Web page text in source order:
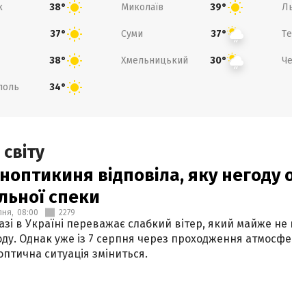
38° Миколаїв 39°
37° Суми 37°
38° Хмельницький 30°
34°
відповіла, яку негоду
спеки
08:00 2279
в Україні переважає слабкий вітер, який майже
Однак уже із 7 серпня через проходження
ситуація зміниться.